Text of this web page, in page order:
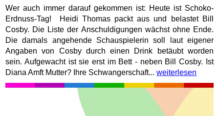
Wer auch immer darauf gekommen ist: Heute ist Schoko-
Erdnuss-Tag! Heidi Thomas packt aus und belastet Bill
Cosby. Die Liste der Anschuldigungen wächst ohne Ende.
Die damals angehende Schauspielerin soll laut eigener
Angaben von Cosby durch einen Drink betäubt worden
sein. Aufgewacht ist sie erst im Bett - neben Bill Cosby. Ist
Diana Amft Mutter? Ihre Schwangerschaft...weiterlesen